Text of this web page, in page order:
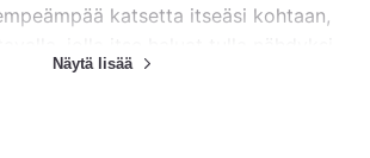
katsetta itseäsi kohtaan,
saat vapauttavan kokemuksen siitä,
Näytä lisää